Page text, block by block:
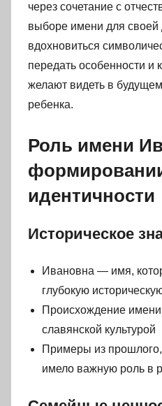
через сочетание с
выборе имени для своей
вдохновиться
передать особенности и
желают видеть в
ребенка.
Роль имени
идентичности
Историческое
Ивановна — имя,
глубокую
Происхождение имени
славянской культурой
Примеры из
имело важную роль в